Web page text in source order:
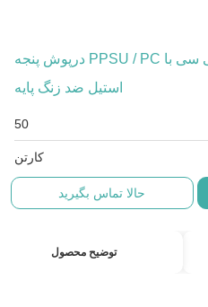
پنجه دستگاه شیردوش 150 سی سی با PPSU / PC درپوش پنجه
استیل ضد زنگ پایه
50
کارتن
حالا تماس بگیرید
توضیح محصول